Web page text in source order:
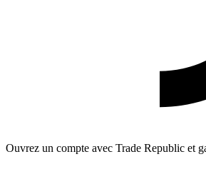
Ouvrez un compte avec Trade Republic et